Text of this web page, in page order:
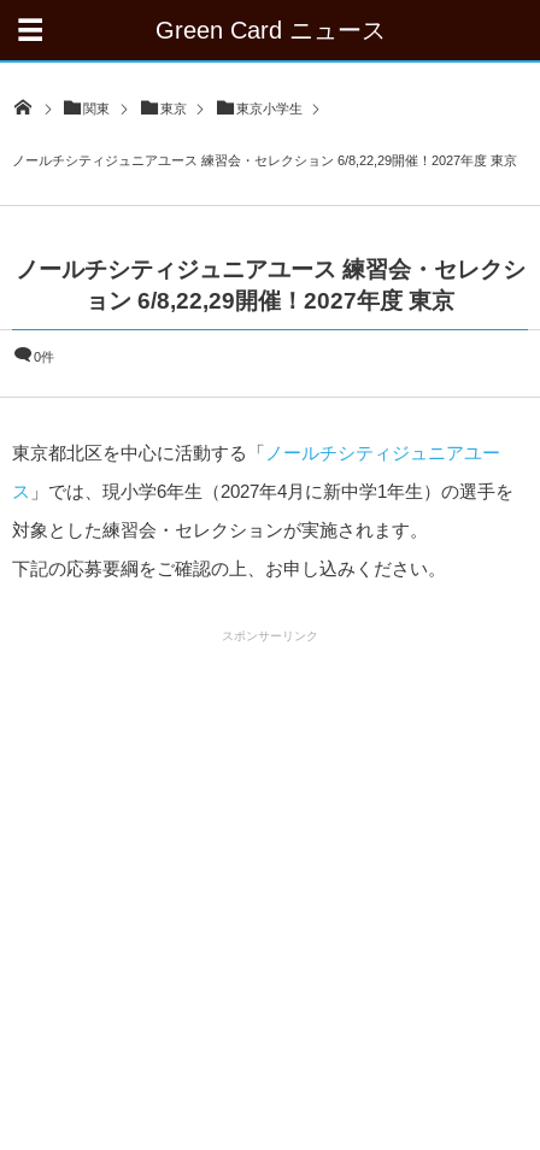
Green Card ニュース
関東 東京 東京小学生
ノールチシティジュニアユース 練習会・セレクション 6/8,22,29開催！2027年度 東京
ノールチシティジュニアユース 練習会・セレクシ
ョン 6/8,22,29開催！2027年度 東京
0件
東京都北区を中心に活動する「 ノールチシティジュニアユー
ス 」では、現小学6年生（2027年4月に新中学1年生）の選手を
対象とした練習会・セレクションが実施されます。
下記の応募要綱をご確認の上、お申し込みください。
スポンサーリンク